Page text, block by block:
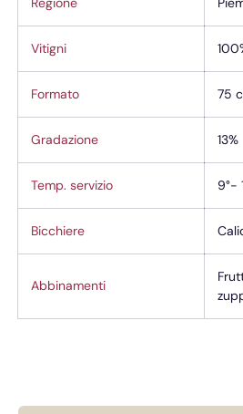
Vitigni
Formato 75
Gradazione 13%
Temp. servizio 9°-
Bicchiere
Abbinamenti